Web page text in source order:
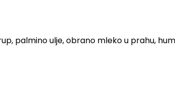
palmino ulje, obrano mleko u prahu,